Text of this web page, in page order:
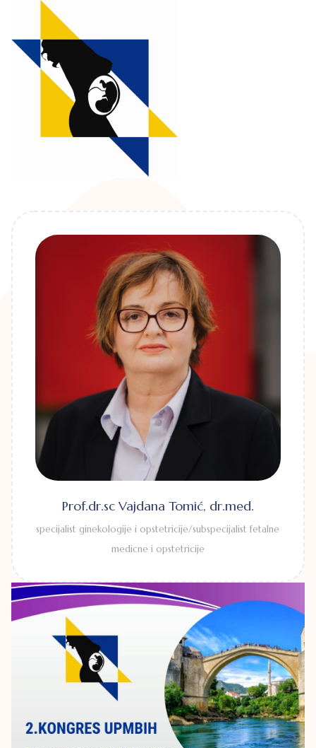
Prof.dr.sc Vajdana Tomić, dr.med.
specijalist ginekologije i opstetricije/subspecijalist fetalne
medicne i opstetricije